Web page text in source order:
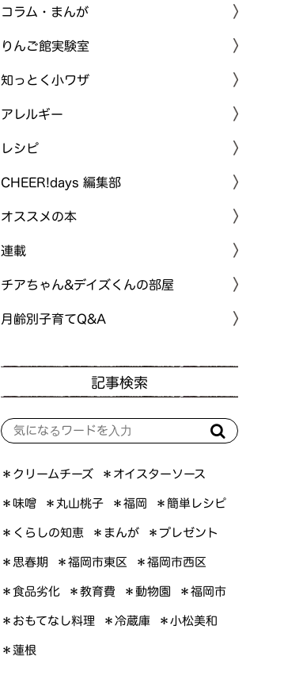
コラム・まんが
りんご館実験室
知っとく小ワザ
アレルギー
レシピ
CHEER!days 編集部
オススメの本
連載
チアちゃん&デイズくんの部屋
月齢別子育てQ&A
記事検索
＊クリームチーズ ＊オイスターソース
＊味噌 ＊丸山桃子 ＊福岡 ＊簡単レシピ
＊くらしの知恵 ＊まんが ＊プレゼント
＊思春期 ＊福岡市東区 ＊福岡市西区
＊食品劣化 ＊教育費 ＊動物園 ＊福岡市
＊おもてなし料理 ＊冷蔵庫 ＊小松美和
＊蓮根